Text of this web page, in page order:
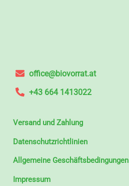
office@biovorrat.at
+43 664 1413022
Versand und Zahlung
Datenschutzrichtlinien
Allgemeine Geschäftsbedingungen
Impressum